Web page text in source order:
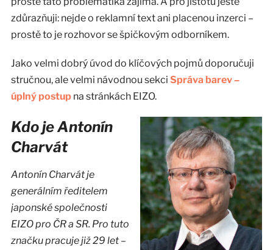
zdůrazňuji: nejde o reklamní text ani placenou inzerci –
prostě to je rozhovor se špičkovým odborníkem.
Jako velmi dobrý úvod do klíčových pojmů doporučuji
stručnou, ale velmi návodnou sekci Správa barev –
úplný postupna stránkách EIZO.
Kdo je Antonín
Charvát
Antonín Charvát je
generálním ředitelem
japonské společnosti
EIZO pro ČR a SR. Pro tuto
značku pracuje již 29 let –